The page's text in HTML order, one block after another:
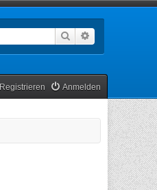
Suche
Anmelden
Registrieren